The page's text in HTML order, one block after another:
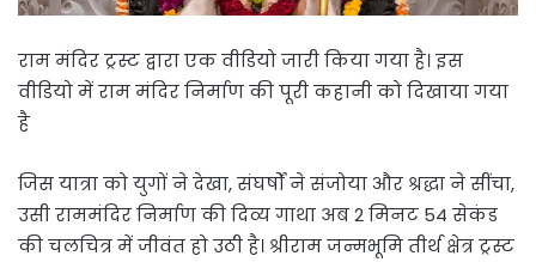
राम मंदिर ट्रस्ट द्वारा एक वीडियो जारी किया गया है। इस
वीडियो में राम मंदिर निर्माण की पूरी कहानी को दिखाया गया
है
जिस यात्रा को युगों ने देखा, संघर्षों ने संजोया और श्रद्धा ने सींचा,
उसी राममंदिर निर्माण की दिव्य गाथा अब 2 मिनट 54 सेकंड
की चलचित्र में जीवंत हो उठी है। श्रीराम जन्मभूमि तीर्थ क्षेत्र ट्रस्ट